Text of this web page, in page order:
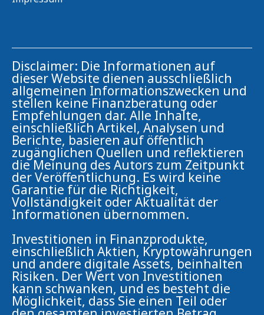
Disclaimer: Die Informationen auf
dieser Website dienen ausschließlich
allgemeinen Informationszwecken und
stellen keine Finanzberatung oder
Empfehlungen dar. Alle Inhalte,
einschließlich Artikel, Analysen und
Berichte, basieren auf öffentlich
zugänglichen Quellen und reflektieren
die Meinung des Autors zum Zeitpunkt
der Veröffentlichung. Es wird keine
Garantie für die Richtigkeit,
Vollständigkeit oder Aktualität der
Informationen übernommen.
Investitionen in Finanzprodukte,
einschließlich Aktien, Kryptowährungen
und andere digitale Assets, beinhalten
Risiken. Der Wert von Investitionen
kann schwanken, und es besteht die
Möglichkeit, dass Sie einen Teil oder